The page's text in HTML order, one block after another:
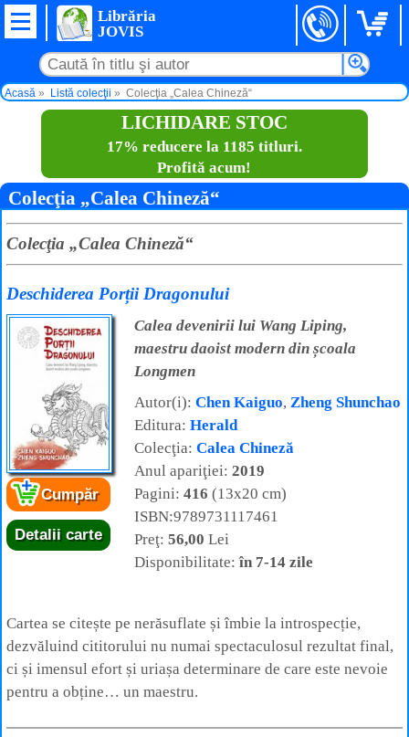
Librăria
JOVIS
Acasă Listă colecţii Colecţia „Calea Chineză“
LICHIDARE STOC
17% reducere la 1185 titluri.
Profită acum!
Colecţia „Calea Chineză“
Colecţia „Calea Chineză“
Deschiderea Porții Dragonului
Cumpăr
Detalii carte
Calea devenirii lui Wang Liping,
maestru daoist modern din școala
Longmen
Autor(i): Chen Kaiguo, Zheng Shunchao
Editura: Herald
Colecţia: Calea Chineză
Anul apariţiei: 2019
Pagini: 416 (13x20 cm)
ISBN:9789731117461
Preţ: 56,00 Lei
Disponibilitate:în 7-14 zile
Cartea se citește pe nerăsuflate și îmbie la introspecție,
dezvăluind cititorului nu numai spectaculosul rezultat final,
ci și imensul efort și uriașa determinare de care este nevoie
pentru a obține… un maestru.